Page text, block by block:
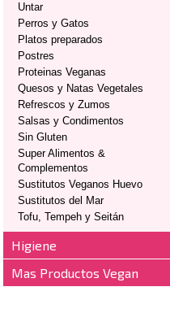
Untar
Perros y Gatos
Platos preparados
Postres
Proteinas Veganas
Quesos y Natas Vegetales
Refrescos y Zumos
Salsas y Condimentos
Sin Gluten
Super Alimentos &
Complementos
Sustitutos Veganos Huevo
Sustitutos del Mar
Tofu, Tempeh y Seitán
Higiene
Mas Productos Vegan